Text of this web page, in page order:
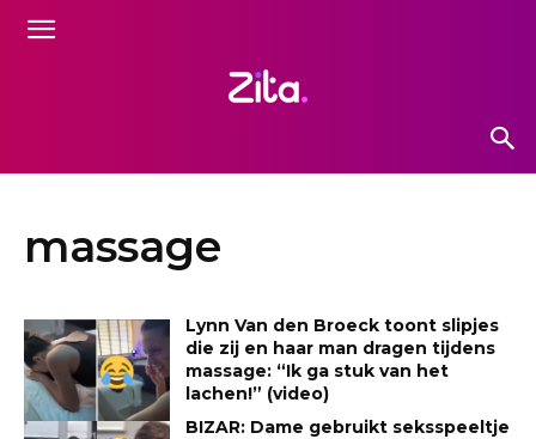
massage
Lynn Van den Broeck toont slipjes
die zij en haar man dragen tijdens
massage: “Ik ga stuk van het
lachen!” (video)
BIZAR: Dame gebruikt seksspeeltje